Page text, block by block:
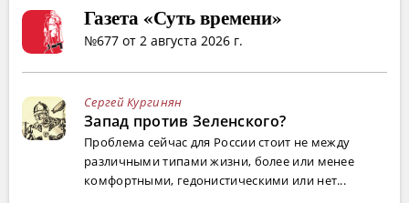
Газета «Суть времени»
№677 от 2 августа 2026 г.
Сергей Кургинян
Запад против Зеленского?
Проблема сейчас для России стоит не между
различными типами жизни, более или менее
комфортными, гедонистическими или нет...